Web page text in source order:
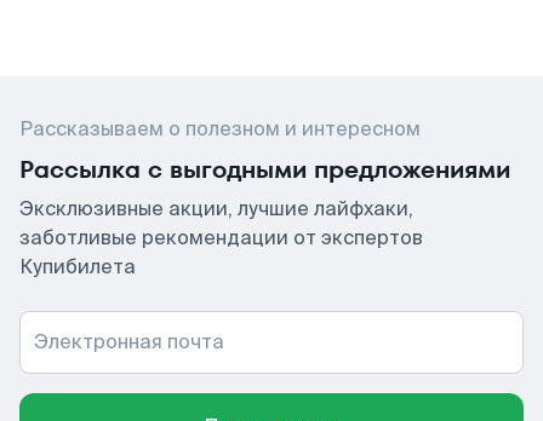
Рассказываем о полезном и интересном
Рассылка с выгодными предложениями
Эксклюзивные акции, лучшие лайфхаки,
заботливые рекомендации от экспертов
Купибилета
Электронная почта